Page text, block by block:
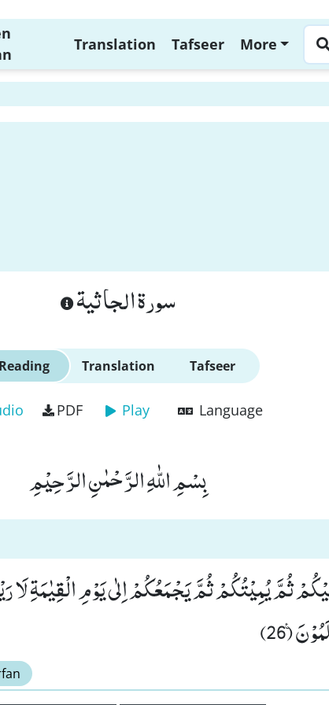
Translation Tafseer More
سورة الجاثية
Reading Translation Tafseer
PDF Play Language
بِسْمِ اللّٰهِ الرَّحْمٰنِ الرَّحِیْمِ
ثُمَّ یُمِیْتُكُمْ ثُمَّ یَجْمَعُكُمْ اِلٰى یَوْمِ الْقِیٰمَةِ لَا
(26)